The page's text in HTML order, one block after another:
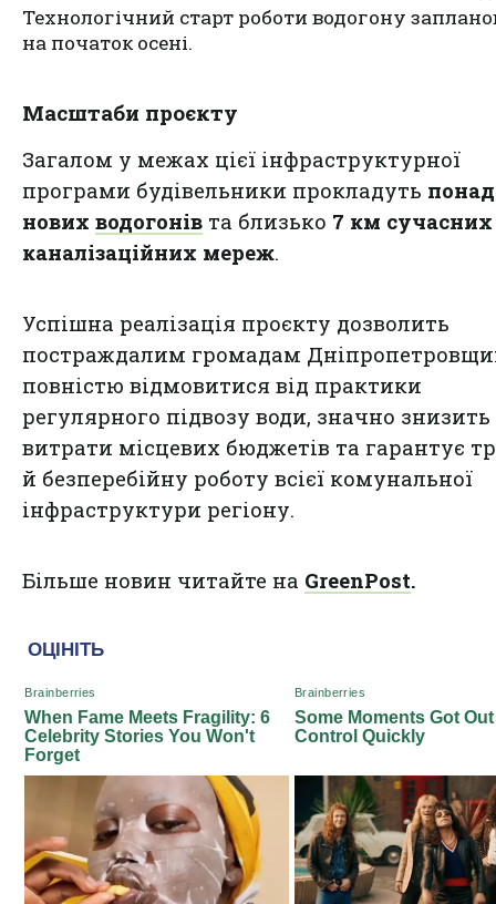
Технологічний старт роботи водогону
на початок осені.
Масштаби проєкту
Загалом у межах цієї інфраструктурної
програми будівельники прокладуть
нових водогонів та близько 7 км сучасних
каналізаційних мереж.
Успішна реалізація проєкту дозволить
постраждалим громадам
повністю відмовитися від практики
регулярного підвозу води, значно знизить
витрати місцевих бюджетів та гарантує
й безперебійну роботу всієї комунальної
інфраструктури регіону.
Більше новин читайте на GreenPost.